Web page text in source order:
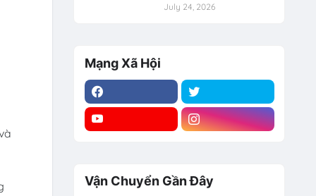
July 24, 2026
Mạng Xã Hội
Vận Chuyển Gần Đây